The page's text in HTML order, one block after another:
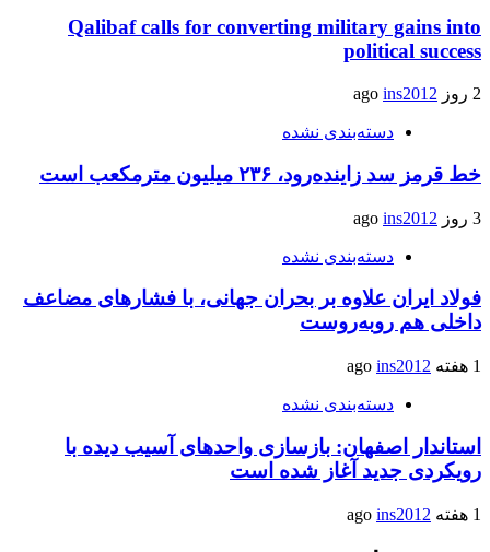
Qalibaf calls for converting military gains into
political success
2 روز ago ins2012
دسته‌بندی نشده
خط قرمز سد زاینده‌رود، ۲۳۶ میلیون مترمکعب است
3 روز ago ins2012
دسته‌بندی نشده
فولاد ایران علاوه بر بحران جهانی، با فشارهای مضاعف
داخلی هم روبه‌روست
1 هفته ago ins2012
دسته‌بندی نشده
استاندار اصفهان: بازسازی واحدهای آسیب دیده با
رویکردی جدید آغاز شده است
1 هفته ago ins2012